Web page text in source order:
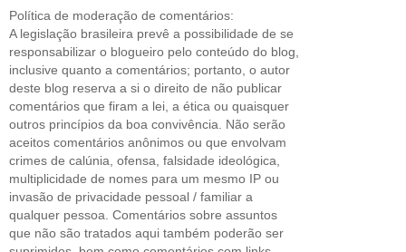
Política de moderação de comentários:
A legislação brasileira prevê a possibilidade de se
responsabilizar o blogueiro pelo conteúdo do blog,
inclusive quanto a comentários; portanto, o autor
deste blog reserva a si o direito de não publicar
comentários que firam a lei, a ética ou quaisquer
outros princípios da boa convivência. Não serão
aceitos comentários anônimos ou que envolvam
crimes de calúnia, ofensa, falsidade ideológica,
multiplicidade de nomes para um mesmo IP ou
invasão de privacidade pessoal / familiar a
qualquer pessoa. Comentários sobre assuntos
que não são tratados aqui também poderão ser